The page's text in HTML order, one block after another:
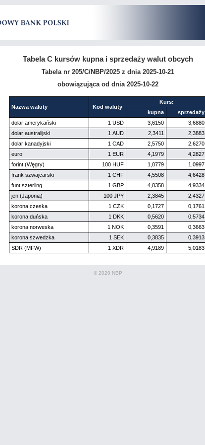
Tabela C kursów kupna i sprzedaży walut obcych
Tabela nr 205/C/NBP/2025 z dnia 2025-10-21
obowiązująca od dnia 2025-10-22
Nazwa waluty Kod waluty
Kurs:
kupna
sprzedaży
dolar amerykański
1 USD 3,6150
3,6880
dolar australijski
1 AUD 2,3411
2,3883
dolar kanadyjski
1 CAD 2,5750
2,6270
euro
1 EUR 4,1979
4,2827
forint (Węgry)
100 HUF 1,0779
1,0997
frank szwajcarski
1 CHF 4,5508
4,6428
funt szterling
1 GBP 4,8358
4,9334
jen (Japonia)
100 JPY 2,3845
2,4327
korona czeska
1 CZK 0,1727
0,1761
korona duńska
1 DKK 0,5620
0,5734
korona norweska
1 NOK 0,3591
0,3663
korona szwedzka
1 SEK 0,3835
0,3913
SDR (MFW)
1 XDR 4,9189 5,0183
© 2020 NBP